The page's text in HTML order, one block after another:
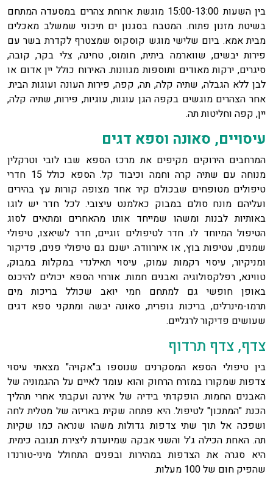
בין השעות 15:00-13:00 מוגשת ארוחת צהרים במסעדה המתחם
בשיטת מזנון פתוח. המטבח בסגנון ים תיכוני שמשלב מאכלים
מבית אמא. ביום שלישי מוגש קוסקוס שמצטרף לקדרת בשר עם
פירות יבשים, שווארמה ביתית, חומוס, טחינה, צלי בקר, קובה,
סיגרים, ירקות מאודים ותוספות מגוונות. האירוח כולל יין אדום או
לבן ללא הגבלה, שתיה קלה, תה, קפה, פירות העונה ועוגות הבית.
אחר הצהרים מוגשים בקפה הגן עוגות, עוגיות, פירות, שתיה קלה,
יין, קפה וחליטות תה.
עיסויים, סאונה וספא דגים
המרחבים הירוקים מקיפים את מרכז הספא שבו לובי וטרקלין
מנוחה עם שתיה קרה וחמה וכיבוד קל. הספא כולל 15 חדרי
טיפולים מטופחים שבכולם קיר אחד מצופה קורות עץ בהירים
ועליהם מונח סולם במבוק כאלמנט עיצובי. לכל חדר יש לוגו
באותיות לבנות ומשהו שמייחד אותו מהאחרים ומתאים לסוג
הטיפול המיוחד לו. חדר לטיפולים זוגיים, חדר לשיאצו, טיפולי
שמנים, עטיפות בוץ, או איורוודה. ישנם גם טיפולי פנים, פדיקור
ומניקיור, עיסוי רקמות עמוק, עיסוי תאילנדי במקלות במבוק,
טווינא, רפלקסולוגיה ואבנים חמות. אורחי הספא יכולים להיכנס
באופן חופשי גם למתחם חמי יואב שכולל בריכות מים
תרמו-מינרלים, בריכות גופרית, סאונה יבשה ומתקני ספא דגים
שעושים פדיקור לרגליים.
צדף, צדף תרדוף
בין טיפולי הספא המסקרנים שנוספו ב"אקויה" מצאתי עיסוי
צדפות שמקורו במזרח הרחוק והוא עומד לאיים על ההגמוניה של
האבנים החמות. הופקדתי בידיה של אירנה ועקבתי אחרי תהליך
הכנת "המתכון" לטיפול. היא פתחה שקית באריזה של מטלית לחה
ושפכה אל תוך שתי צדפות גדולות משהו שנראה כמו שקיות
תה. האחת הכילה ג'ל והשני אבקה שמיועדת ליצירת תגובה כימית.
היא סגרה את הצדפות במהירות ובפנים התחולל מיני-טורנדו
שהפיק חום של 100 מעלות.